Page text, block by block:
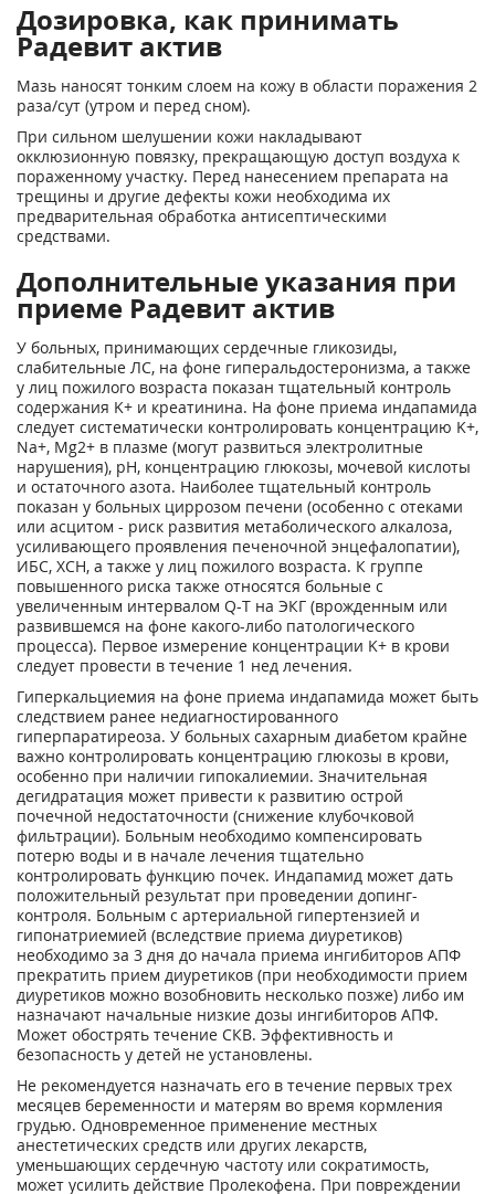
Дозировка, как принимать
Радевит актив
Мазь наносят тонким слоем на кожу в области поражения 2
раза/сут (утром и перед сном).
При сильном шелушении кожи накладывают
окклюзионную повязку, прекращающую доступ воздуха к
пораженному участку. Перед нанесением препарата на
трещины и другие дефекты кожи необходима их
предварительная обработка антисептическими
средствами.
Дополнительные указания при
приеме Радевит актив
У больных, принимающих сердечные гликозиды,
слабительные ЛС, на фоне гиперальдостеронизма, а также
у лиц пожилого возраста показан тщательный контроль
содержания K+ и креатинина. На фоне приема индапамида
следует систематически контролировать концентрацию K+,
Na+, Mg2+ в плазме (могут развиться электролитные
нарушения), pH, концентрацию глюкозы, мочевой кислоты
и остаточного азота. Наиболее тщательный контроль
показан у больных циррозом печени (особенно с отеками
или асцитом - риск развития метаболического алкалоза,
усиливающего проявления печеночной энцефалопатии),
ИБС, ХСН, а также у лиц пожилого возраста. К группе
повышенного риска также относятся больные с
увеличенным интервалом Q-T на ЭКГ (врожденным или
развившемся на фоне какого-либо патологического
процесса). Первое измерение концентрации K+ в крови
следует провести в течение 1 нед лечения.
Гиперкальциемия на фоне приема индапамида может быть
следствием ранее недиагностированного
гиперпаратиреоза. У больных сахарным диабетом крайне
важно контролировать концентрацию глюкозы в крови,
особенно при наличии гипокалиемии. Значительная
дегидратация может привести к развитию острой
почечной недостаточности (снижение клубочковой
фильтрации). Больным необходимо компенсировать
потерю воды и в начале лечения тщательно
контролировать функцию почек. Индапамид может дать
положительный результат при проведении допинг-
контроля. Больным с артериальной гипертензией и
гипонатриемией (вследствие приема диуретиков)
необходимо за 3 дня до начала приема ингибиторов АПФ
прекратить прием диуретиков (при необходимости прием
диуретиков можно возобновить несколько позже) либо им
назначают начальные низкие дозы ингибиторов АПФ.
Может обострять течение СКВ. Эффективность и
безопасность у детей не установлены.
Не рекомендуется назначать его в течение первых трех
месяцев беременности и матерям во время кормления
грудью. Одновременное применение местных
анестетических средств или других лекарств,
уменьшающих сердечную частоту или сократимость,
может усилить действие Пролекофена. При повреждении